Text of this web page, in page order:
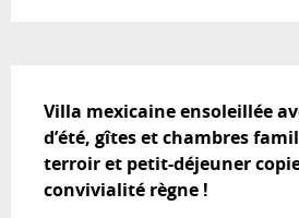
Villa mexicaine ensoleillée
d’été, gîtes et chambres
terroir et petit-déjeuner
convivialité règne !